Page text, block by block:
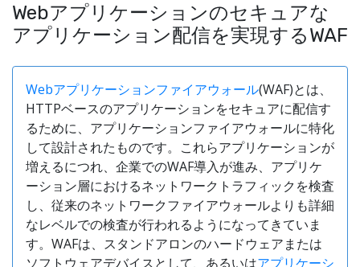
Webアプリケーションのセキュアな
アプリケーション配信を実現するWAF
Webアプリケーションファイアウォール(WAF)とは、
HTTPベースのアプリケーションをセキュアに配信す
るために、アプリケーションファイアウォールに特化
して設計されたものです。これらアプリケーションが
増えるにつれ、企業でのWAF導入が進み、アプリケ
ーション層におけるネットワークトラフィックを検査
し、従来のネットワークファイアウォールよりも詳細
なレベルでの検査が行われるようになってきていま
す。WAFは、スタンドアロンのハードウェアまたは
ソフトウェアデバイスとして、あるいはアプリケーシ